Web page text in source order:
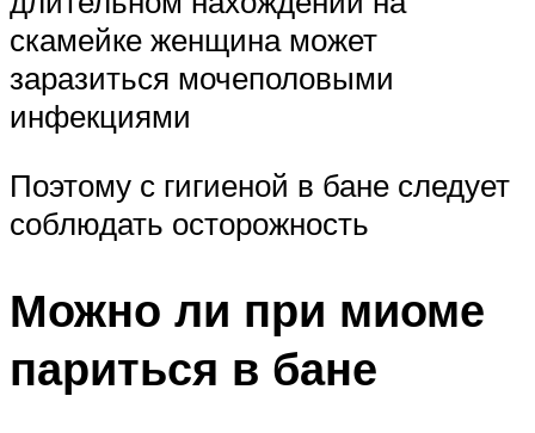
скамейке женщина может
заразиться мочеполовыми
инфекциями
Поэтому с гигиеной в бане следует
соблюдать осторожность
Можно ли при миоме
париться в бане